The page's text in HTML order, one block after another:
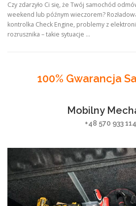
Czy zdarzyło Ci się, że Twój samochód
weekend lub późnym wieczorem?
kontrolka Check Engine, problemy z
rozrusznika – takie sytuacje …
100% Gwarancja
Mobilny
+48 570 933 114